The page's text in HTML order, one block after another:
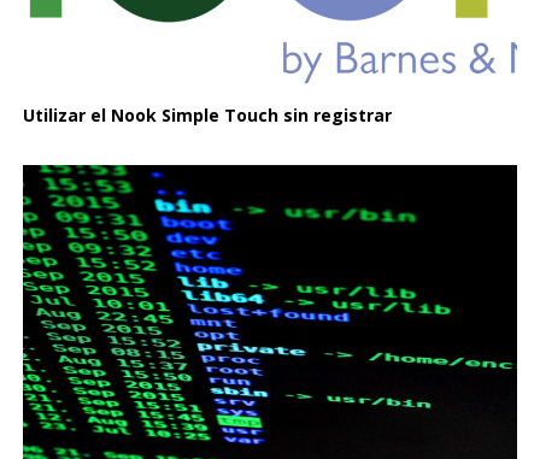
Utilizar el Nook Simple Touch sin registrar